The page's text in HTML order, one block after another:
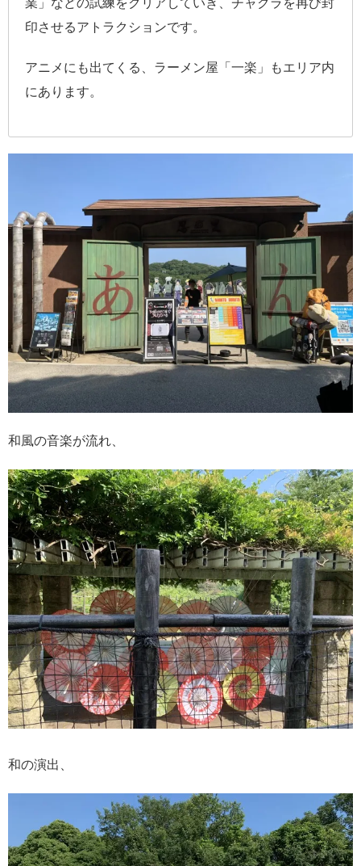
業」などの試練をクリアしていき、チャクラを再び封
印させるアトラクションです。
アニメにも出てくる、ラーメン屋「一楽」もエリア内
にあります。
和風の音楽が流れ、
和の演出、